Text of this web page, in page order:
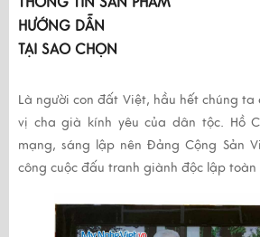
HƯỚNG DẪN
TẠI SAO CHỌN
Là người con đất Việt, hầu hết chúng ta
vị cha già kính yêu của dân tộc. Hồ
mạng, sáng lập nên Đảng Cộng Sản
công cuộc đấu tranh giành độc lập toàn